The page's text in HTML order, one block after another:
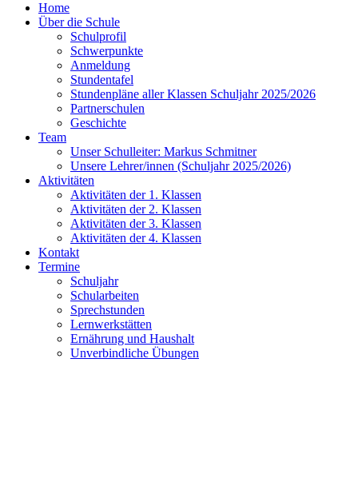
Home
Über die Schule
Schulprofil
Schwerpunkte
Anmeldung
Stundentafel
Stundenpläne aller Klassen Schuljahr 2025/2026
Partnerschulen
Geschichte
Team
Unser Schulleiter: Markus Schmitner
Unsere Lehrer/innen (Schuljahr 2025/2026)
Aktivitäten
Aktivitäten der 1. Klassen
Aktivitäten der 2. Klassen
Aktivitäten der 3. Klassen
Aktivitäten der 4. Klassen
Kontakt
Termine
Schuljahr
Schularbeiten
Sprechstunden
Lernwerkstätten
Ernährung und Haushalt
Unverbindliche Übungen